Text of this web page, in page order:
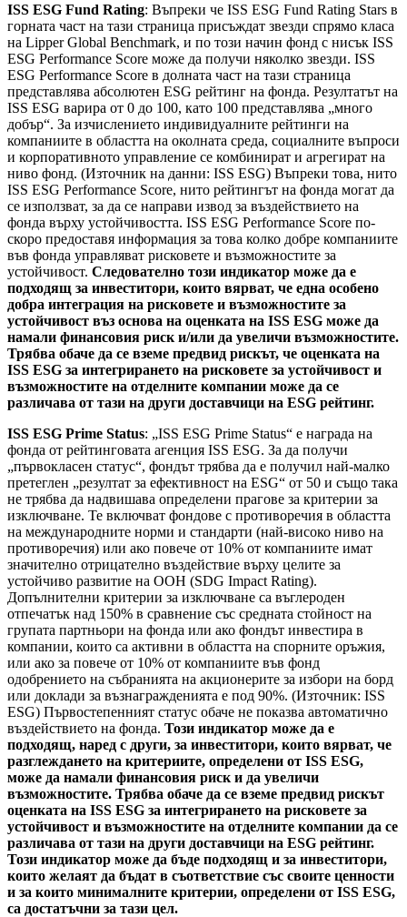
ISS ESG Fund Rating: Въпреки че ISS ESG Fund Rating Stars в
горната част на тази страница присъждат звезди спрямо класа
на Lipper Global Benchmark, и по този начин фонд с нисък ISS
ESG Performance Score може да получи няколко звезди. ISS
ESG Performance Score в долната част на тази страница
представлява абсолютен ESG рейтинг на фонда. Резултатът на
ISS ESG варира от 0 до 100, като 100 представлява „много
добър“. За изчислението индивидуалните рейтинги на
компаниите в областта на околната среда, социалните въпроси
и корпоративното управление се комбинират и агрегират на
ниво фонд. (Източник на данни: ISS ESG) Въпреки това, нито
ISS ESG Performance Score, нито рейтингът на фонда могат да
се използват, за да се направи извод за въздействието на
фонда върху устойчивостта. ISS ESG Performance Score по-
скоро предоставя информация за това колко добре компаниите
във фонда управляват рисковете и възможностите за
устойчивост. Следователно този индикатор може да е
подходящ за инвеститори, които вярват, че една особено
добра интеграция на рисковете и възможностите за
устойчивост въз основа на оценката на ISS ESG може да
намали финансовия риск и/или да увеличи възможностите.
Трябва обаче да се вземе предвид рискът, че оценката на
ISS ESG за интегрирането на рисковете за устойчивост и
възможностите на отделните компании може да се
различава от тази на други доставчици на ESG рейтинг.
ISS ESG Prime Status: „ISS ESG Prime Status“ е награда на
фонда от рейтинговата агенция ISS ESG. За да получи
„първокласен статус“, фондът трябва да е получил най-малко
претеглен „резултат за ефективност на ESG“ от 50 и също така
не трябва да надвишава определени прагове за критерии за
изключване. Те включват фондове с противоречия в областта
на международните норми и стандарти (най-високо ниво на
противоречия) или ако повече от 10% от компаниите имат
значително отрицателно въздействие върху целите за
устойчиво развитие на ООН (SDG Impact Rating).
Допълнителни критерии за изключване са въглероден
отпечатък над 150% в сравнение със средната стойност на
групата партньори на фонда или ако фондът инвестира в
компании, които са активни в областта на спорните оръжия,
или ако за повече от 10% от компаниите във фонд
одобрението на събранията на акционерите за избори на борд
или доклади за възнагражденията е под 90%. (Източник: ISS
ESG) Първостепенният статус обаче не показва автоматично
въздействието на фонда. Този индикатор може да е
подходящ, наред с други, за инвеститори, които вярват, че
разглеждането на критериите, определени от ISS ESG,
може да намали финансовия риск и да увеличи
възможностите. Трябва обаче да се вземе предвид рискът
оценката на ISS ESG за интегрирането на рисковете за
устойчивост и възможностите на отделните компании да се
различава от тази на други доставчици на ESG рейтинг.
Този индикатор може да бъде подходящ и за инвеститори,
които желаят да бъдат в съответствие със своите ценности
и за които минималните критерии, определени от ISS ESG,
са достатъчни за тази цел.